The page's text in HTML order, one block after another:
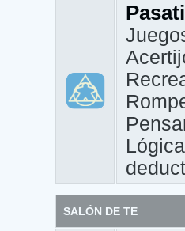
Lógica
SALÓN DE TE